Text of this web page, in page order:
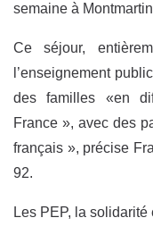
semaine à
Ce séjour,
l’enseignement
des familles «en
France », avec des
français », précise
92.
Les PEP, la solidarité